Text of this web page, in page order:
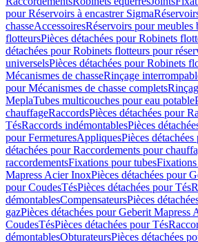
pour Réservoirs à encastrer Sigma
chasseAccessoiresRéservoirs pour meubles
flotteursPièces détachées pour Robinets
détachées pour Robinets flotteurs pour
universelsPièces détachées pour Robinets
Mécanismes de chasseRinçage
pour Mécanismes de chasse complets
MeplaTubes multicouches pour eau potable
chauffageRaccordsPièces détachées pour
TésRaccords indémontablesPièces
pour FermeturesAppliquesPièces
détachées pour Raccordements pour
raccordementsFixations pour tubesFixations
Mapress Acier InoxPièces détachées pour
pour CoudesTésPièces détachées pour Tés
démontablesCompensateursPièces
gazPièces détachées pour Geberit Mapress
CoudesTésPièces détachées pour Tés
démontablesObturateursPièces détachées